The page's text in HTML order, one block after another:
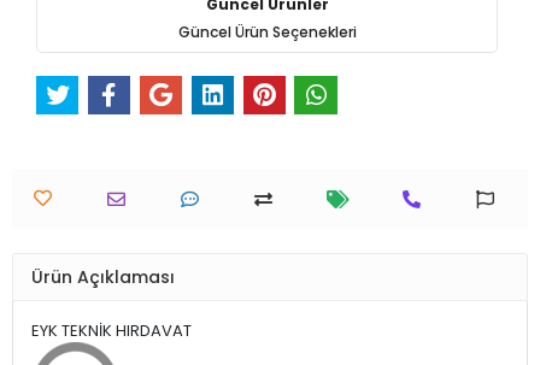
Güncel Ürün Seçenekleri
Ürün Açıklaması
EYK TEKNİK HIRDAVAT